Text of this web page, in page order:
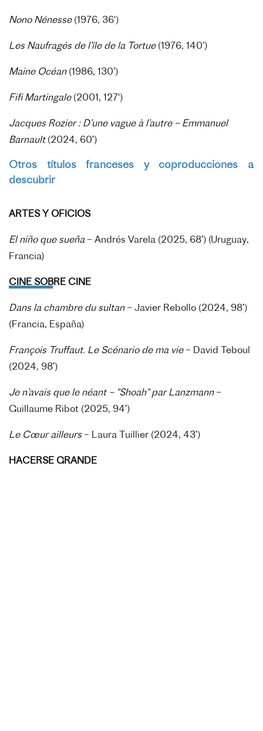
Nono Nénesse (1976, 36')
Les Naufragés de l’île de la Tortue(1976, 140’)
Maine Océan(1986, 130’)
Fifi Martingale(2001, 127')
Jacques Rozier : D’une vague à l’autre – Emmanuel
Barnault (2024, 60’)
Otros títulos franceses y coproducciones a
descubrir
ARTES Y OFICIOS
El niño que sueña – Andrés Varela (2025, 68’) (Uruguay,
Francia)
CINE SOBRE CINE
Dans la chambre du sultan– Javier Rebollo (2024, 98’)
(Francia, España)
François Truffaut. Le Scénario de ma vie– David Teboul
(2024, 98’)
Je n’avais que le néant – "Shoah" par Lanzmann–
Guillaume Ribot (2025, 94’)
Le Cœur ailleurs – Laura Tuillier (2024, 43’)
HACERSE GRANDE